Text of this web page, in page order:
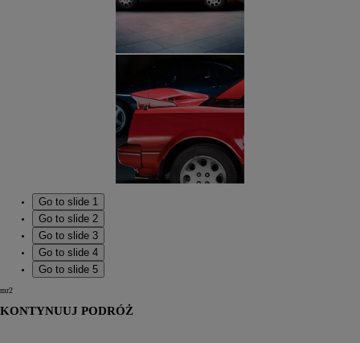
Go to slide 1
Go to slide 2
Go to slide 3
Go to slide 4
Go to slide 5
mr2
KONTYNUUJ PODRÓŻ